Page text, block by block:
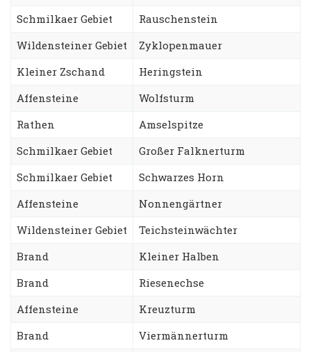
Schmilkaer Gebiet
Rauschenstein
Wildensteiner Gebiet
Zyklopenmauer
Kleiner Zschand
Heringstein
Affensteine
Wolfsturm
Rathen
Amselspitze
Schmilkaer Gebiet
Großer Falknerturm
Schmilkaer Gebiet
Schwarzes Horn
Affensteine
Nonnengärtner
Wildensteiner Gebiet
Teichsteinwächter
Brand
Kleiner Halben
Brand
Riesenechse
Affensteine
Kreuzturm
Brand
Viermännerturm